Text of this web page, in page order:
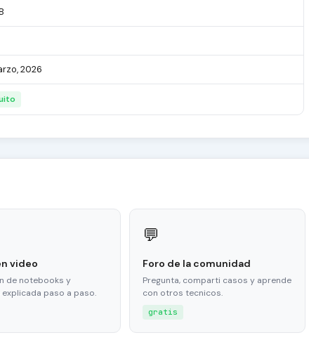
2026
video
de notebooks y
explicada paso a paso.
💬
Foro de la comunidad
Pregunta, comparti casos y aprende
con otros tecnicos.
gratis